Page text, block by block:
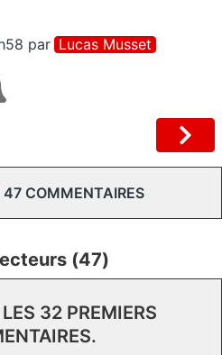
par Lucas Musset
COMMENTAIRES
(47)
32 PREMIERS